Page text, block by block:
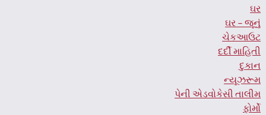
ઘર
ઘર – જૂનું
ચેકઆઉટ
દર્દી માહિતી
દુકાન
ન્યૂઝરૂમ
પેની એડવોકેસી તાલીમ
ફોર્મો